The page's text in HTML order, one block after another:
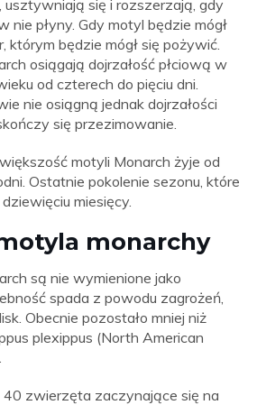
usztywniają się i rozszerzają, gdy
nie płyny. Gdy motyl będzie mógł
którym będzie mógł się pożywić.
osiągają dojrzałość płciową w
od czterech do pięciu dni.
nie osiągną jednak dojrzałości
się przezimowanie.
motyli Monarch żyje od
Ostatnie pokolenie sezonu, które
miesięcy.
monarchy
są nie wymienione jako
spada z powodu zagrożeń,
Obecnie pozostało mniej niż
plexippus (North American
zwierzęta zaczynające się na